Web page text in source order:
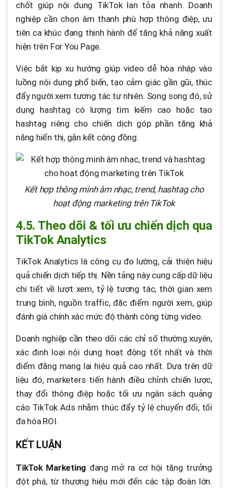
chốt giúp nội dung TikTok lan tỏa nhanh. Doanh
nghiệp cần chọn âm thanh phù hợp thông điệp, ưu
tiên ca khúc đang thịnh hành để tăng khả năng xuất
hiện trên For You Page.
Việc bắt kịp xu hướng giúp video dễ hòa nhập vào
luồng nội dung phổ biến, tạo cảm giác gần gũi, thúc
đẩy người xem tương tác tự nhiên. Song song đó, sử
dụng hashtag có lượng tìm kiếm cao hoặc tạo
hashtag riêng cho chiến dịch góp phần tăng khả
năng hiển thị, gắn kết cộng đồng.
Kết hợp thông minh âm nhạc, trend, hashtag cho
hoạt động marketing trên TikTok
4.5. Theo dõi & tối ưu chiến dịch qua
TikTok Analytics
TikTok Analytics là công cụ đo lường, cải thiện hiệu
quả chiến dịch tiếp thị. Nền tảng này cung cấp dữ liệu
chi tiết về lượt xem, tỷ lệ tương tác, thời gian xem
trung bình, nguồn traffic, đặc điểm người xem, giúp
đánh giá chính xác mức độ thành công từng video.
Doanh nghiệp cần theo dõi các chỉ số thường xuyên,
xác định loại nội dung hoạt động tốt nhất và thời
điểm đăng mang lại hiệu quả cao nhất. Dựa trên dữ
liệu đó, marketers tiến hành điều chỉnh chiến lược,
thay đổi thông điệp hoặc tối ưu ngân sách quảng
cáo TikTok Ads nhằm thúc đẩy tỷ lệ chuyển đổi, tối
đa hóa ROI.
KẾT LUẬN
TikTok Marketing đang mở ra cơ hội tăng trưởng
đột phá, từ thương hiệu mới đến các tập đoàn lớn.